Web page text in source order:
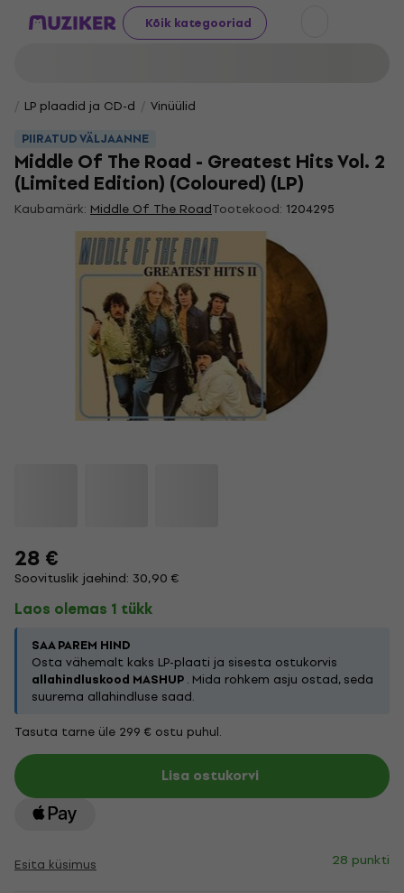
Kõik kategooriad
LP plaadid ja CD-d
Vinüülid
PIIRATUD VÄLJAANNE
Middle Of The Road - Greatest Hits Vol. 2
(Limited Edition) (Coloured) (LP)
Kaubamärk: Middle Of The RoadTootekood: 1204295
28 €
Soovituslik jaehind: 30,90 €
Laos olemas 1 tükk
SAA PAREM HIND
Osta vähemalt kaks LP-plaati ja sisesta ostukorvis
allahindluskood MASHUP. Mida rohkem asju ostad, seda
suurema allahindluse saad.
Tasuta tarne üle 299 € ostu puhul.
Lisa ostukorvi
Esita küsimus 28 punkti